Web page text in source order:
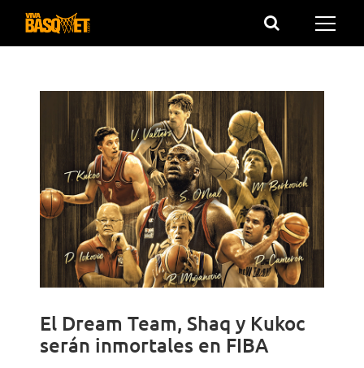
Saltar
El Dream Team, Shaq y Kukoc
serán inmortales en FIBA